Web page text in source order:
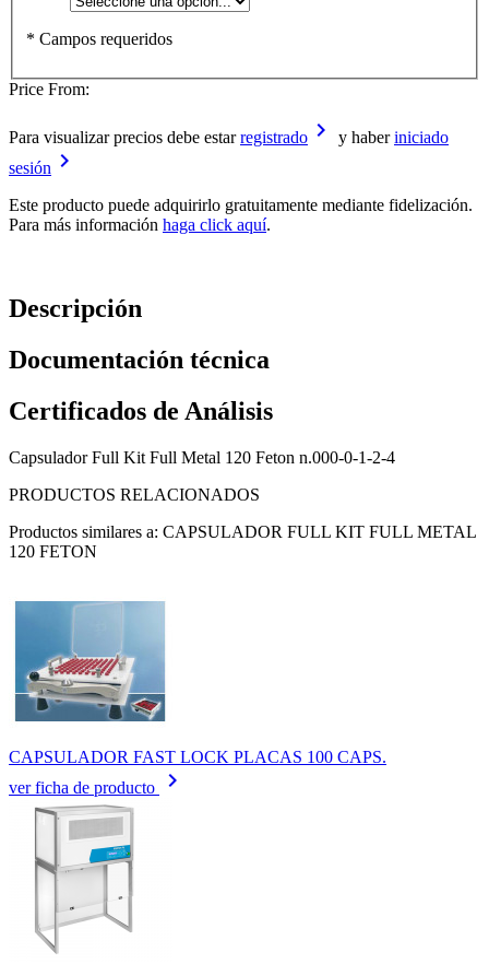
* Campos requeridos
Price From:
Para visualizar precios debe estarregistrado keyboard_arrow_right y haberiniciado
sesión keyboard_arrow_right
Este producto puede adquirirlo gratuitamente mediante fidelización.
Para más información haga click aquí.
Descripción
Documentación técnica
Certificados de Análisis
Capsulador Full Kit Full Metal 120 Feton n.000-0-1-2-4
PRODUCTOS RELACIONADOS
Productos similares a: CAPSULADOR FULL KIT FULL METAL
120 FETON
CAPSULADOR FAST LOCK PLACAS 100 CAPS.
ver ficha de producto
keyboard_arrow_right